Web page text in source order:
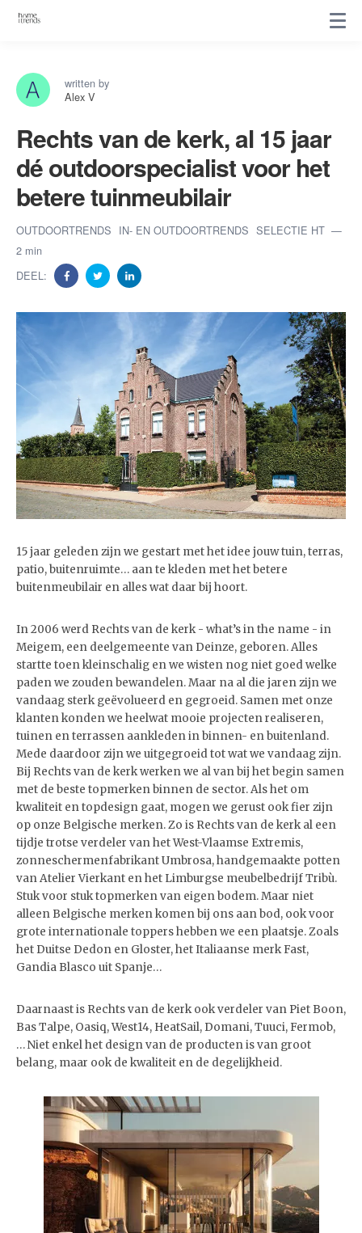
written by
Alex V
Rechts van de kerk, al 15 jaar
dé outdoorspecialist voor het
betere tuinmeubilair
OUTDOORTRENDS IN- EN OUTDOORTRENDS SELECTIE HT
2 min
DEEL:
15 jaar geleden zijn we gestart met het idee jouw tuin, terras,
patio, buitenruimte… aan te kleden met het betere
buitenmeubilair en alles wat daar bij hoort.
In 2006 werd Rechts van de kerk - what’s in the name - in
Meigem, een deelgemeente van Deinze, geboren. Alles
startte toen kleinschalig en we wisten nog niet goed welke
paden we zouden bewandelen. Maar na al die jaren zijn we
vandaag sterk geëvolueerd en gegroeid. Samen met onze
klanten konden we heelwat mooie projecten realiseren,
tuinen en terrassen aankleden in binnen- en buitenland.
Mede daardoor zijn we uitgegroeid tot wat we vandaag zijn.
Bij Rechts van de kerk werken we al van bij het begin samen
met de beste topmerken binnen de sector. Als het om
kwaliteit en topdesign gaat, mogen we gerust ook fier zijn
op onze Belgische merken. Zo is Rechts van de kerk al een
tijdje trotse verdeler van het West-Vlaamse Extremis,
zonneschermenfabrikant Umbrosa, handgemaakte potten
van Atelier Vierkant en het Limburgse meubelbedrijf Tribù.
Stuk voor stuk topmerken van eigen bodem. Maar niet
alleen Belgische merken komen bij ons aan bod, ook voor
grote internationale toppers hebben we een plaatsje. Zoals
het Duitse Dedon en Gloster, het Italiaanse merk Fast,
Gandia Blasco uit Spanje…
Daarnaast is Rechts van de kerk ook verdeler van Piet Boon,
Bas Talpe, Oasiq, West14, HeatSail, Domani, Tuuci, Fermob,
… Niet enkel het design van de producten is van groot
belang, maar ook de kwaliteit en de degelijkheid.